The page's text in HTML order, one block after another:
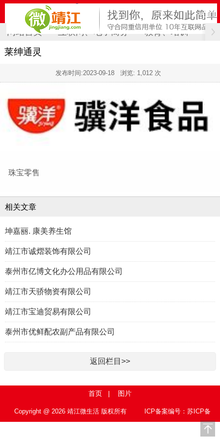
网站首页 互联网、电子商务 教育、培训 计
莱绅通灵
发布时间:2023-09-18 浏览: 1,012 次
珠宝零售
相关文章
坤嘉丽. 康美养生馆
靖江市诚熠装饰有限公司
泰州市亿博文化办公用品有限公司
靖江市天骄物资有限公司
靖江市宝迪贸易有限公司
泰州市优鲜配农副产品有限公司
返回栏目>>
首页 | 图片
Copyright @ 2026 靖江微生活 版权所有
ICP备案编号：苏ICP备
15010767号